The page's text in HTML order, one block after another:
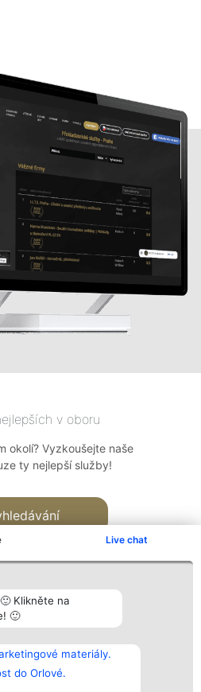
Live chat
Klikněte na
🙂
materiály.
do Orlové.
v oboru
okolí? Vyzkoušejte naše
ty nejlepší služby!
všech
laureátů
Kontakt